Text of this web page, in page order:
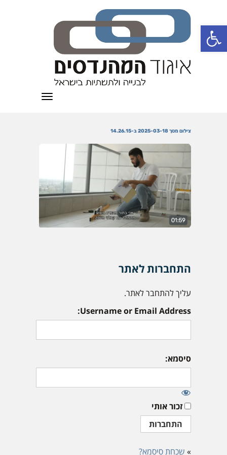
פתח סרגל נגישות
תפריט
צילום מסך 2025-03-18 ב-14.26.15
התחברות לאתר
עליך להתחבר לאתר.
Username or Email Address:
סיסמא:
זכור אותי
» שכחת סיסמא?